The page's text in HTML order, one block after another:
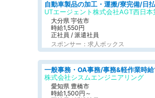
大分県 宇佐市
時給1,550円
正社員 / 派遣社員
スポンサー：求人ボックス
株式会社シスムエンジニアリング
愛知県 豊橋市
時給1,500円～